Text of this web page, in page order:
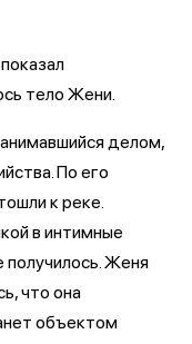
тело Жени.
делом,
По его
к реке.
в интимные
получилось. Женя
что она
объектом